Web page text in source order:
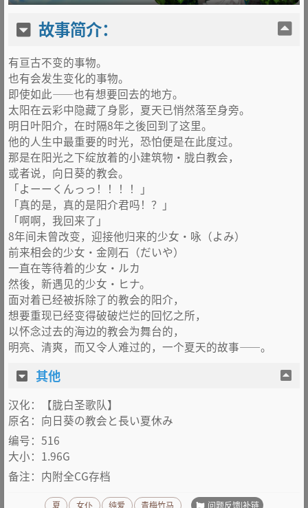
故事简介：
有亘古不变的事物。
也有会发生变化的事物。
即使如此——也有想要回去的地方。
太阳在云彩中隐藏了身影，夏天已悄然落至身旁。
明日叶阳介，在时隔8年之後回到了这里。
他的人生中最重要的时光，恐怕便是在此度过。
那是在阳光之下绽放着的小建筑物•胧白教会，
或者说，向日葵的教会。
「よーーくんっっ！！！！」
「真的是，真的是阳介君吗！？」
「啊啊，我回来了」
8年间未曾改变，迎接他归来的少女•咏（よみ）
前来相会的少女•金刚石（だいや）
一直在等待着的少女•ルカ
然後，新遇见的少女•ヒナ。
面对着已经被拆除了的教会的阳介，
想要重现已经变得破破烂烂的回忆之所，
以怀念过去的海边的教会为舞台的，
明亮、清爽，而又令人难过的，一个夏天的故事——。
其他
汉化：【胧白圣歌队】
原名： 向日葵の教会と長い夏休み
编号：516
大小：1.96G
备注：内附全CG存档
夏 女仆 纯爱 青梅竹马 问题反馈|补链